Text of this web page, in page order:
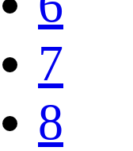
7
8